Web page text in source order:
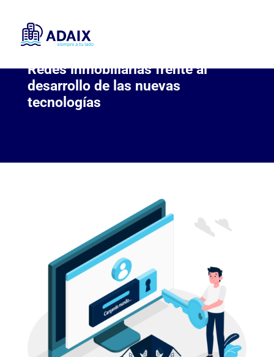
Redes inmobiliarias frente al
desarrollo de las nuevas
tecnologías